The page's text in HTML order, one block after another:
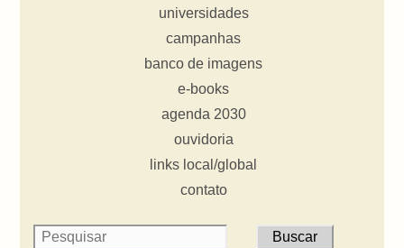
universidades
campanhas
banco de imagens
e-books
agenda 2030
ouvidoria
links local/global
contato